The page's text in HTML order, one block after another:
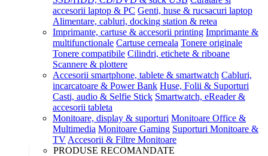
accesorii laptop & PC Genti, huse & rucsacuri laptop
Alimentare, cabluri, docking station & retea
Imprimante, cartuse & accesorii printing Imprimante &
multifunctionale Cartuse cerneala Tonere originale
Tonere compatibile Cilindri, etichete & riboane
Scannere & plottere
Accesorii smartphone, tablete & smartwatch Cabluri,
incarcatoare & Power Bank Huse, Folii & Suporturi
Casti, audio & Selfie Stick Smartwatch, eReader &
accesorii tableta
Monitoare, display & suporturi Monitoare Office &
Multimedia Monitoare Gaming Suporturi Monitoare &
TV Accesorii & Filtre Monitoare
PRODUSE RECOMANDATE